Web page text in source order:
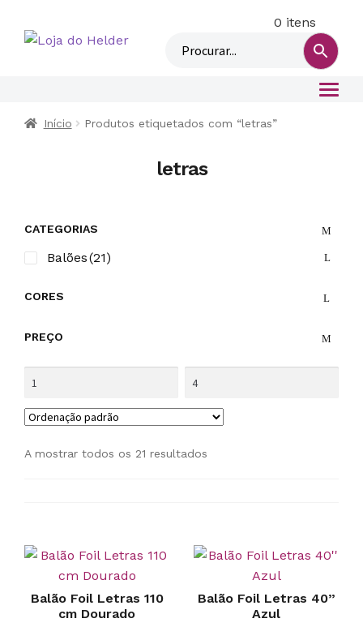
c
0 itens
Início Produtos etiquetados com “letras”
letras
CATEGORIAS
Balões(21)
CORES
PREÇO
A mostrar todos os 21 resultados
Balão Foil Letras 110
cm Dourado
Balão Foil Letras 40”
Azul